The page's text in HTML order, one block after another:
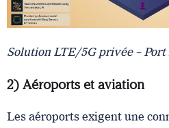
Solution LTE/5G privée –
2) Aéroports et aviation
Les aéroports exigent une